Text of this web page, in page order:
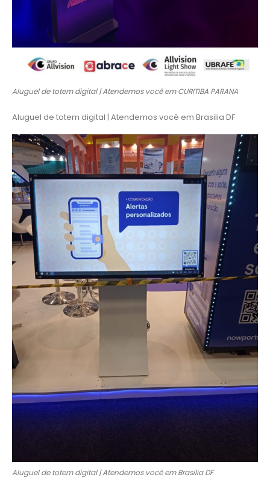
Aluguel de totem digital | Atendemos você em CURITIBA PARANA
Aluguel de totem digital | Atendemos você em Brasilia DF
Aluguel de totem digital | Atendemos você em Brasilia DF